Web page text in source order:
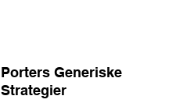
Porters Generiske
Strategier